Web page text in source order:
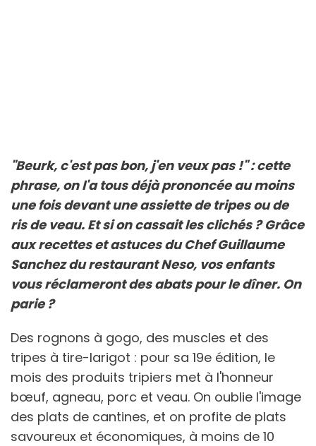
"Beurk, c'est pas bon, j'en veux pas !" : cette
phrase, on l'a tous déjà prononcée au moins
une fois devant une assiette de tripes ou de
ris de veau. Et si on cassait les clichés ? Grâce
aux recettes et astuces du Chef Guillaume
Sanchez du restaurant Neso, vos enfants
vous réclameront des abats pour le dîner. On
parie ?
Des rognons à gogo, des muscles et des
tripes à tire-larigot : pour sa 19e édition, le
mois des produits tripiers met à l'honneur
bœuf, agneau, porc et veau. On oublie l'image
des plats de cantines, et on profite de plats
savoureux et économiques, à moins de 10